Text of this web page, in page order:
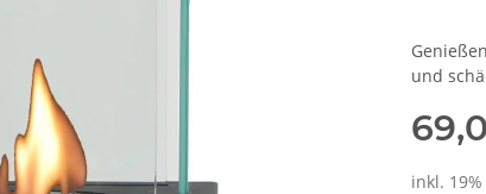
und
inkl. 19%